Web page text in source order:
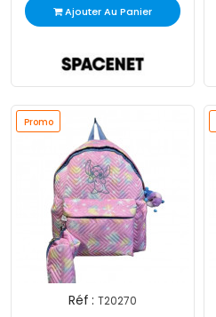
Ajouter Au Panier
Promo
Réf : T20270